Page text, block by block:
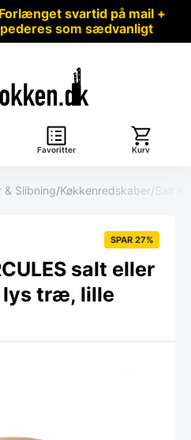
svartid på mail +
som sædvanligt
Favoritter Kurv
& Slibning/Køkkenredskaber/Salt &
SPAR 27%
salt eller
træ, lille